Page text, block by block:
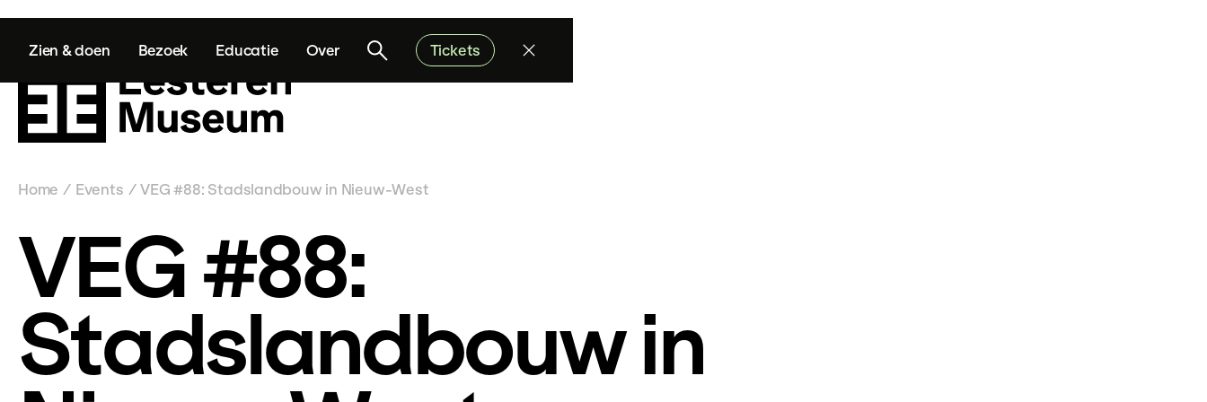
Zien & doen Bezoek Educatie Over Tickets
Home / Events / VEG #88: Stadslandbouw in Nieuw-West
VEG #88:
Stadslandbouw in